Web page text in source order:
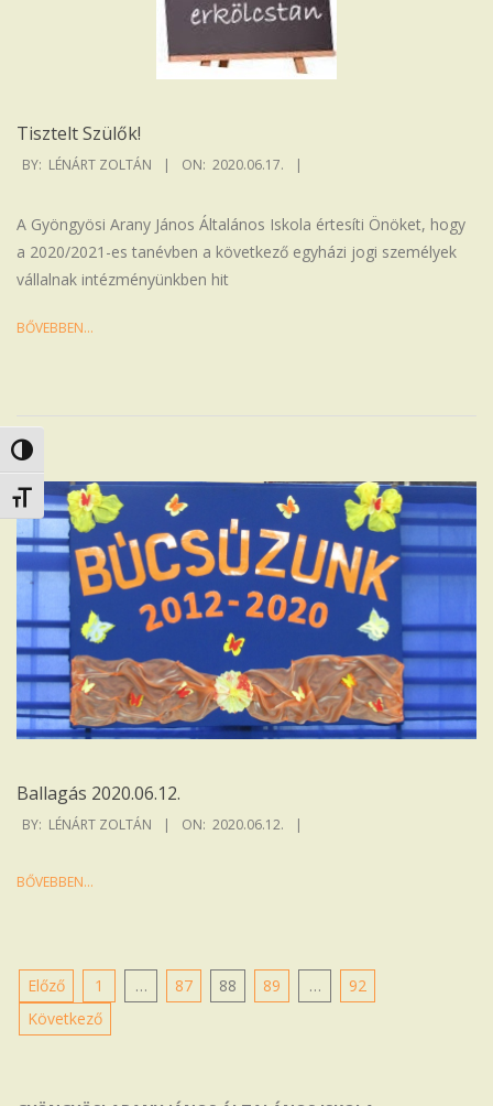
Nagy kontraszt váltása
Betűméret váltása
Tisztelt Szülők!
2020-
BY: LÉNÁRT ZOLTÁN ON: 2020.06.17.
A Gyöngyösi Arany János Általános Iskola értesíti Önöket, hogy
a 2020/2021-es tanévben a következő egyházi jogi személyek
vállalnak intézményünkben hit
BŐVEBBEN…
Ballagás 2020.06.12.
2020-
12
BY: LÉNÁRT ZOLTÁN ON: 2020.06.12.
BŐVEBBEN…
Bejegyzések
lapozása
Előző 1 … 87 88 89 …
92
Következő